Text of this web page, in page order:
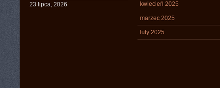
23 lipca, 2026
kwiecień 2025
marzec 2025
luty 2025